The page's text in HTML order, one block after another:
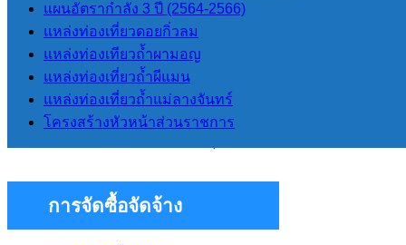
แผนอัตรากําลัง 3 ปี (2564-2566)
แหล่งท่องเที่ยวดอยกิ่วลม
แหล่งท่องเทียวถ้ำผามอญ
แหล่งท่องเที่ยวถ้ำผีแมน
แหล่งท่องเที่ยวถ้ำแม่ลางจันทร์
โครงสร้างหัวหน้าส่วนราชการ
รายงานทางการเงิน
รายงานการประชุมสภา
งบประมาณรายจ่ายประจำปี
รายงานผลการดำเนินการโครงการ
ต่างๆ ปีงบประมาณ 2568
การจัดซื้อจัดจ้าง